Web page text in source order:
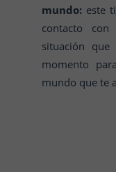
mundo: este
contacto
situación
momento
mundo que te